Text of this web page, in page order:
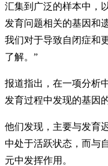
汇集到广泛的样本中，
发育问题相关的基因和
我们对于导致自闭症和
了解。”
报道指出，在一项分析
发育过程中发现的基因
他们发现，主要与发育
中处于活跃状态，而与
元中发挥作用。